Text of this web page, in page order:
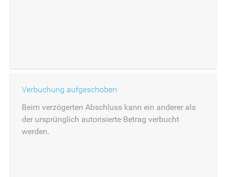
Verbuchung aufgeschoben
Beim verzögerten Abschluss kann ein anderer als
der ursprünglich autorisierte Betrag verbucht
werden.